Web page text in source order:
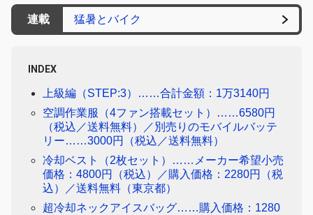
連載 猛暑とバイク
INDEX
上級編（STEP:3）……合計金額：1万3140円
空調作業服（4ファン搭載セット）……6580円
（税込／送料無料）／別売りのモバイルバッテ
リー……3000円（税込／送料無料）
冷却ベスト（2枚セット）……メーカー希望小売
価格：4800円（税込）／購入価格：2280円（税
込）／送料無料（東京都）
超冷却ネックアイスバッグ……購入価格：1280